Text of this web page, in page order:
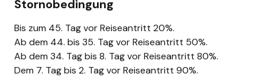
Stornobedingung
Bis zum 45. Tag vor Reiseantritt 20%.
Ab dem 44. bis 35. Tag vor Reiseantritt 50%.
Ab dem 34. Tag bis 8. Tag vor Reiseantritt 80%.
Dem 7. Tag bis 2. Tag vor Reiseantritt 90%.